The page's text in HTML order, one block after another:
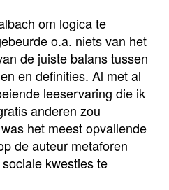
om logica te
o.a. niets van het
de juiste balans tussen
en definities. Al met al
leeservaring die ik
anderen zou
het meest opvallende
de auteur metaforen
kwesties te